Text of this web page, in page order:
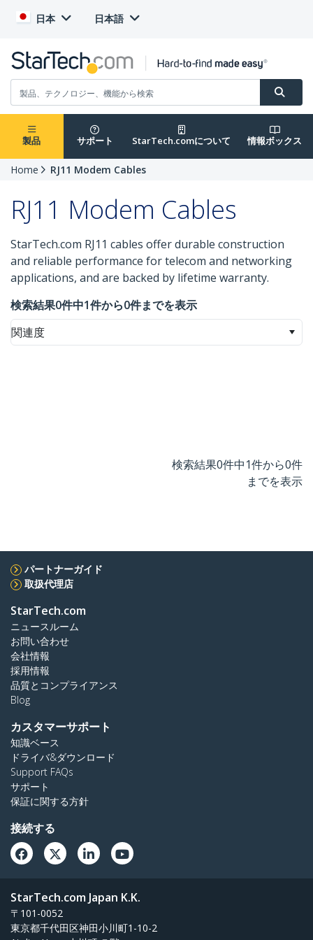
日本 日本語
製品 サポート StarTech.comについて 情報ボックス
Home RJ11 Modem Cables
RJ11 Modem Cables
StarTech.com RJ11 cables offer durable construction
and reliable performance for telecom and networking
applications, and are backed by lifetime warranty.
検索結果0件中1件から0件までを表示
関連度
検索結果0件中1件から0件
までを表示
パートナーガイド
取扱代理店
StarTech.com
ニュースルーム
お問い合わせ
会社情報
採用情報
品質とコンプライアンス
Blog
カスタマーサポート
知識ベース
ドライバ&ダウンロード
Support FAQs
サポート
保証に関する方針
接続する
StarTech.com Japan K.K.
〒101-0052
東京都千代田区神田小川町1-10-2